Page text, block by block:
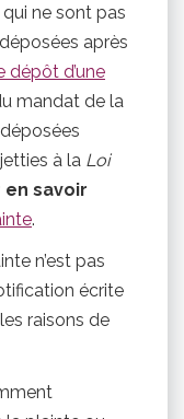
ne sont pas
après
dépôt d’une
mandat de la
à la Loi
en savoir
.
n’est pas
écrite
raisons de